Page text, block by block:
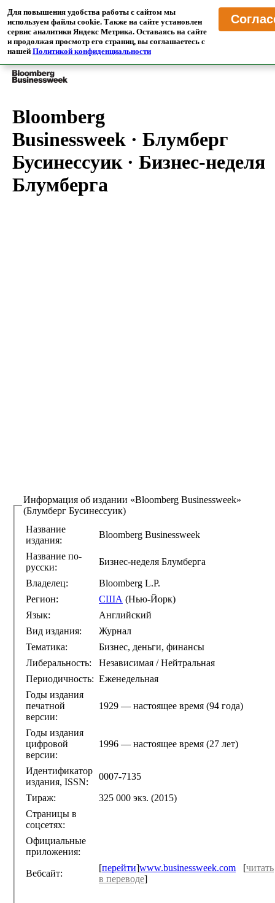
MrTranslate·Пресса
Читайте иностранные СМИ в переводе на русском языке
Главная/Переводчик Прессы/США
Bloomberg
Businessweek · Блумберг
Бусинессуик· Бизнес-неделя
Блумберга
Информация об издании «Bloomberg Businessweek»
(Блумберг Бусинессуик)
Название
издания:
Bloomberg Businessweek
Название по-
русски:
Бизнес-неделя Блумберга
Владелец:
Bloomberg L.P.
Регион:
США (Нью-Йорк)
Язык:
Английский
Вид издания:
Журнал
Тематика:
Бизнес, деньги, финансы
Либеральность:
Независимая / Нейтральная
Периодичность: Еженедельная
Годы издания
печатной
версии:
1929 — настоящее время (94 года)
Годы издания
цифровой
версии:
1996 — настоящее время (27 лет)
Идентификатор
издания, ISSN:
0007-7135
Тираж:
325 000 экз. (2015)
Страницы в
соцсетях:
Официальные
приложения:
Вебсайт:
[перейти]www.businessweek.com [читать
в переводе]
Для повышения удобства работы с сайтом мы
используем файлы cookie. Также на сайте установлен
сервис аналитики Яндекс Метрика. Оставаясь на сайте
и продолжая просмотр его страниц, вы соглашаетесь с
нашей Политикой конфиденциальности